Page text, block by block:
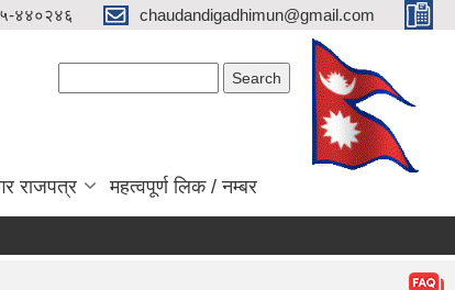
४४०२४६ chaudandigadhimun@gmail.com
राजपत्र महत्वपूर्ण लिक / नम्बर